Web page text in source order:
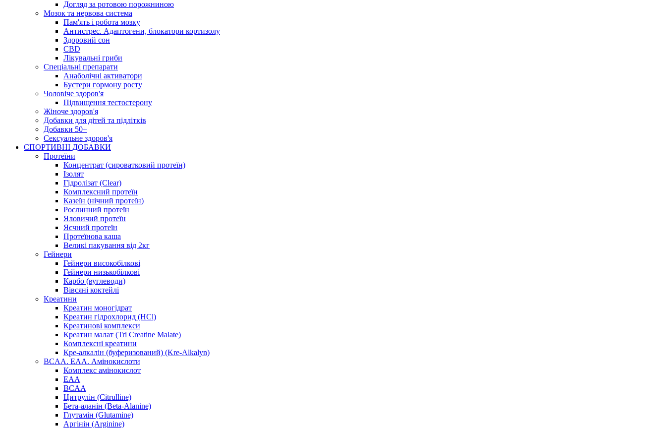
Догляд за ротовою порожниною
Мозок та нервова система
Пам'ять і робота мозку
Антистрес. Адаптогени, блокатори кортизолу
Здоровий сон
СBD
Лікувальні гриби
Спеціальні препарати
Анаболічні активатори
Бустери гормону росту
Чоловіче здоров'я
Підвищення тестостерону
Жіноче здоров'я
Добавки для дітей та підлітків
Добавки 50+
Сексуальне здоров'я
СПОРТИВНІ ДОБАВКИ
Протеїни
Концентрат (сироватковий протеїн)
Ізолят
Гідролізат (Clear)
Комплексний протеїн
Казеїн (нічний протеїн)
Рослинний протеїн
Яловичий протеїн
Яєчний протеїн
Протеїнова каша
Великі пакування від 2кг
Гейнери
Гейнери високобілкові
Гейнери низькобілкові
Карбо (вуглеводи)
Вівсяні коктейлі
Креатини
Креатин моногідрат
Креатин гідрохлорид (HCl)
Креатинові комплекси
Креатин малат (Tri Creatine Malate)
Комплексні креатини
Кре-алкалін (буферизований) (Kre-Alkalyn)
BCAA. EAA. Амінокислоти
Комплекс амінокислот
EAA
BCAA
Цитрулін (Citrulline)
Бета-аланін (Beta-Alanine)
Глутамін (Glutamine)
Аргінін (Arginine)